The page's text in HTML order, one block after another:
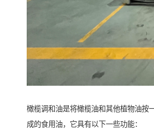
橄榄调和油是将橄榄油和其他植物油按
成的食用油，它具有以下一些功能：